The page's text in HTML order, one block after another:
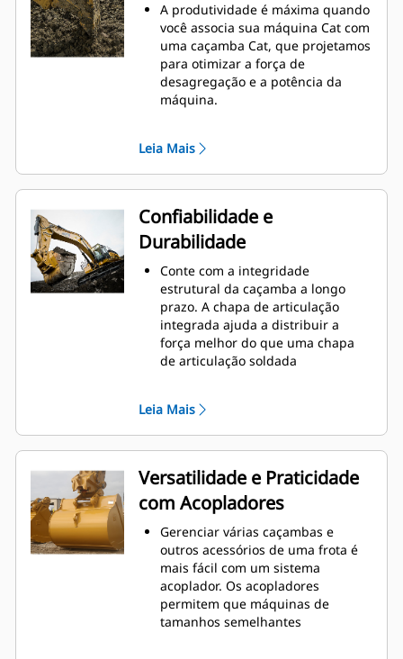
A produtividade é máxima quando
você associa sua máquina Cat com
uma caçamba Cat, que projetamos
para otimizar a força de
desagregação e a potência da
máquina.
na caçamba. A folga maior do
braço de apoio garante que o
fundo da caçamba não seja
arrastado, reduzindo os custos de
manutenção.
O consumo de combustível atinge
o nível máximo durante a
escavação. As caçambas Cat foram
desenvolvidas para cortar
materiais rapidamente e
aprimorar a eficiência operacional
total da máquina.
Carregue mais material em menos
laterais da caçamba mantêm a
Leia Mais
Confiabilidade e
Durabilidade
Conte com a integridade
estrutural da caçamba a longo
prazo. A chapa de articulação
integrada ajuda a distribuir a
força melhor do que uma chapa
de articulação soldada
alta resistência, especialmente em
áreas que se desgastam muito
Proteja as áreas de grande
desgaste da caçamba que têm
contato com a maioria dos
materiais com as Ferramentas de
Penetração no Solo (GET, Ground
Engaging Tools) Cat
Obtenha maior produção em
aplicações complexas, penetração
mais fácil em pilhas e tempos de
ciclo mais rápidos com a GET Cat
Advansys™
Leia Mais
Versatilidade e Praticidade
com Acopladores
Gerenciar várias caçambas e
outros acessórios de uma frota é
mais fácil com um sistema
acoplador. Os acopladores
permitem que máquinas de
tamanhos semelhantes